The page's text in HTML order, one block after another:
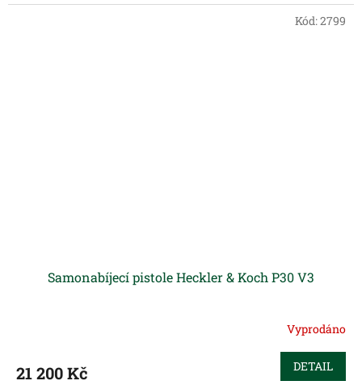
Samonabíjecí pistole Heckler & Koch P30 V3
Vyprodáno
21 200 Kč DETAIL
Kód:2799